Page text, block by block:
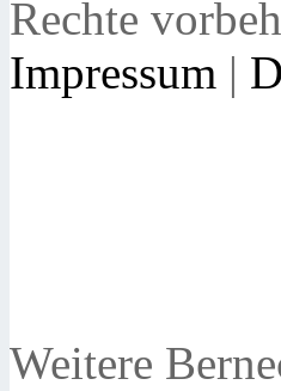
Rechte
Impressum |
Weitere